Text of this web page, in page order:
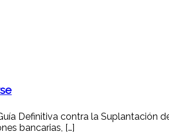
Definitiva contra la
bancarias, […]